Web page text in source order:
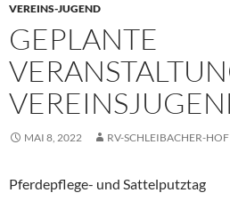
VEREINS-JUGEND
GEPLANTE
MAI 8, 2022 RV-SCHLEIBACHER-HOF
Pferdepflege- und Sattelputztag